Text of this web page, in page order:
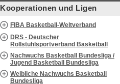
Kooperationen und Ligen
FIBA Basketball-Weltverband
DRS - Deutscher
Rollstuhlsportverband Basketball
Nachwuchs Basketball Bundesliga /
Jugend Basketball Bundesliga
Weibliche Nachwuchs Basketball
Bundesliga